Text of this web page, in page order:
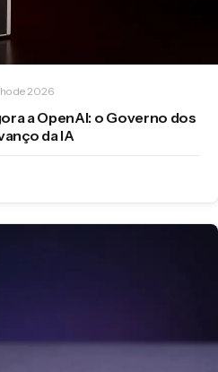
de 2026
a OpenAI: o Governo dos
da IA